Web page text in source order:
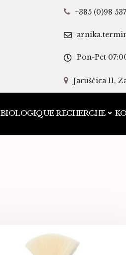
+385 (0)98
Pon-Pet
Jaruščica 11,
BIOLOGIQUE RECHERCHE